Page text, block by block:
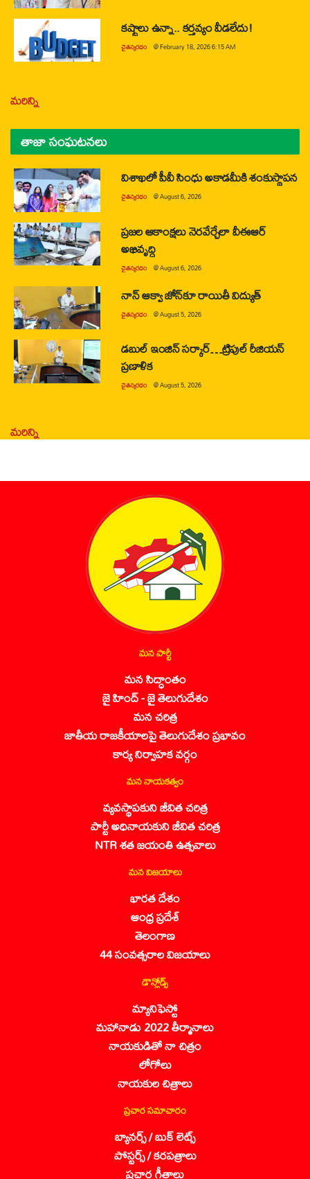
కష్టాలు ఉన్నా.. కర్తవ్యం వీడలేదు!
చైతన్యరధం @February 18, 2026 6:15 AM
మరిన్ని
తాజా సంఘటనలు
విశాఖలో పీవీ సింధు అకాడమీకి శంకుస్థాపన
చైతన్యరధం @August 6, 2026
ప్రజల ఆకాంక్షలు నెరవేర్చేలా వీఈఆర్
అభివృద్ధి
చైతన్యరధం @August 6, 2026
నాన్ ఆక్వా జోన్‌కూ రాయితీ విద్యుత్
చైతన్యరధం @August 5, 2026
డబుల్ ఇంజిన్ సర్కార్…ట్రిపుల్ రీజియన్
ప్రణాళిక
చైతన్యరధం @August 5, 2026
మరిన్ని
మన పార్టీ
మన సిద్ధాంతం
జై హింద్ - జై తెలుగుదేశం
మన చరిత్ర
జాతీయ రాజకీయాలపై తెలుగుదేశం ప్రభావం
కార్య నిర్వాహక వర్గం
మన నాయకత్వం
వ్యవస్థాపకుని జీవిత చరిత్ర
పార్టీ అధినాయకుని జీవిత చరిత్ర
NTR శత జయంతి ఉత్సవాలు
మన విజయాలు
భారత దేశం
ఆంధ్ర ప్రదేశ్
తెలంగాణ
44 సంవత్సరాల విజయాలు
డౌన్లోడ్స్
మ్యానిఫెస్టో
మహానాడు 2022 తీర్మానాలు
నాయకుడితో నా చిత్రం
లోగోలు
నాయకుల చిత్రాలు
ప్రచార సమాచారం
బ్యానర్స్ / బుక్ లెట్స్
పోస్టర్స్ / కరపత్రాలు
ప్రచార గీతాలు